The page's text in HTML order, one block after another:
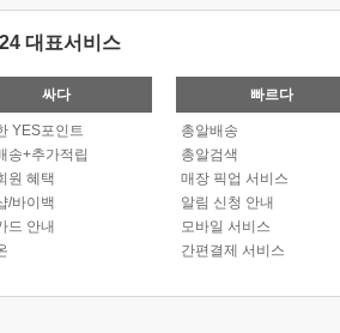
대표서비스
싸다
YES포인트
송+추가적립
원 혜택
/바이백
드 안내
빠르다
총알배송
총알검색
매장 픽업 서비스
알림 신청 안내
모바일 서비스
간편결제 서비스